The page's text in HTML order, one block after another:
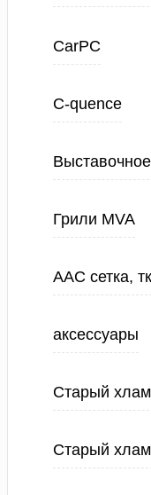
CarPC
C-quence
Грили MVA
ААС сетка,
аксессуары
Старый хлам
Старый хлам